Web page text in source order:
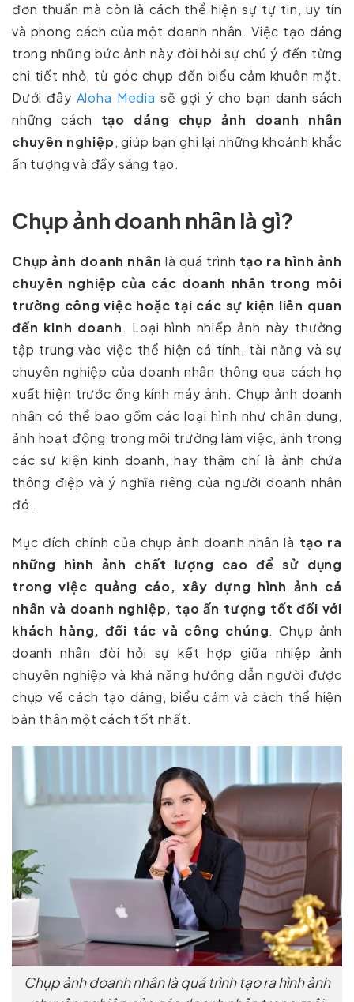
đơn thuần mà còn là cách thể hiện sự tự tin, uy tín
và phong cách của một doanh nhân. Việc tạo dáng
trong những bức ảnh này đòi hỏi sự chú ý đến từng
chi tiết nhỏ, từ góc chụp đến biểu cảm khuôn mặt.
Dưới đây Aloha Media sẽ gợi ý cho bạn danh sách
những cách tạo dáng chụp ảnh doanh nhân
chuyên nghiệp, giúp bạn ghi lại những khoảnh khắc
ấn tượng và đầy sáng tạo.
Chụp ảnh doanh nhân là gì?
Chụp ảnh doanh nhân là quá trình tạo ra hình ảnh
chuyên nghiệp của các doanh nhân trong môi
trường công việc hoặc tại các sự kiện liên quan
đến kinh doanh. Loại hình nhiếp ảnh này thường
tập trung vào việc thể hiện cá tính, tài năng và sự
chuyên nghiệp của doanh nhân thông qua cách họ
xuất hiện trước ống kính máy ảnh. Chụp ảnh doanh
nhân có thể bao gồm các loại hình như chân dung,
ảnh hoạt động trong môi trường làm việc, ảnh trong
các sự kiện kinh doanh, hay thậm chí là ảnh chứa
thông điệp và ý nghĩa riêng của người doanh nhân
đó.
Mục đích chính của chụp ảnh doanh nhân là tạo ra
những hình ảnh chất lượng cao để sử dụng
trong việc quảng cáo, xây dựng hình ảnh cá
nhân và doanh nghiệp, tạo ấn tượng tốt đối với
khách hàng, đối tác và công chúng. Chụp ảnh
doanh nhân đòi hỏi sự kết hợp giữa nhiệp ảnh
chuyên nghiệp và khả năng hướng dẫn người được
chụp về cách tạo dáng, biểu cảm và cách thể hiện
bản thân một cách tốt nhất.
Chụp ảnh doanh nhân là quá trình tạo ra hình ảnh